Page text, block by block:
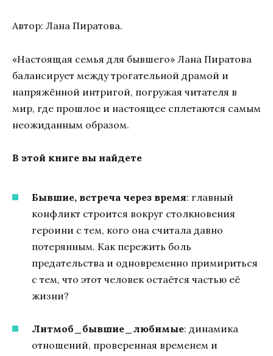
Автор: Лана Пиратова.
«Настоящая семья для бывшего» Лана Пиратова
балансирует между трогательной драмой и
напряжённой интригой, погружая читателя в
мир, где прошлое и настоящее сплетаются самым
неожиданным образом.
В этой книге вы найдете
Бывшие, встреча через время: главный
конфликт строится вокруг столкновения
героини с тем, кого она считала давно
потерянным. Как пережить боль
предательства и одновременно примириться
с тем, что этот человек остаётся частью её
жизни?
Литмоб_бывшие_любимые: динамика
отношений, проверенная временем и